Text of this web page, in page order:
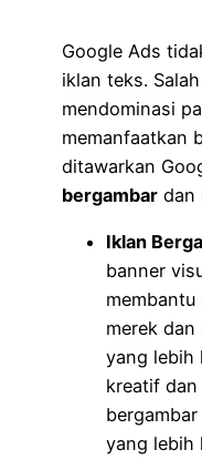
Google Ads
iklan teks.
mendominasi
memanfaatkan
ditawarkan
bergambar dan
Iklan
banner
merek
yang lebih
kreatif
yang lebih